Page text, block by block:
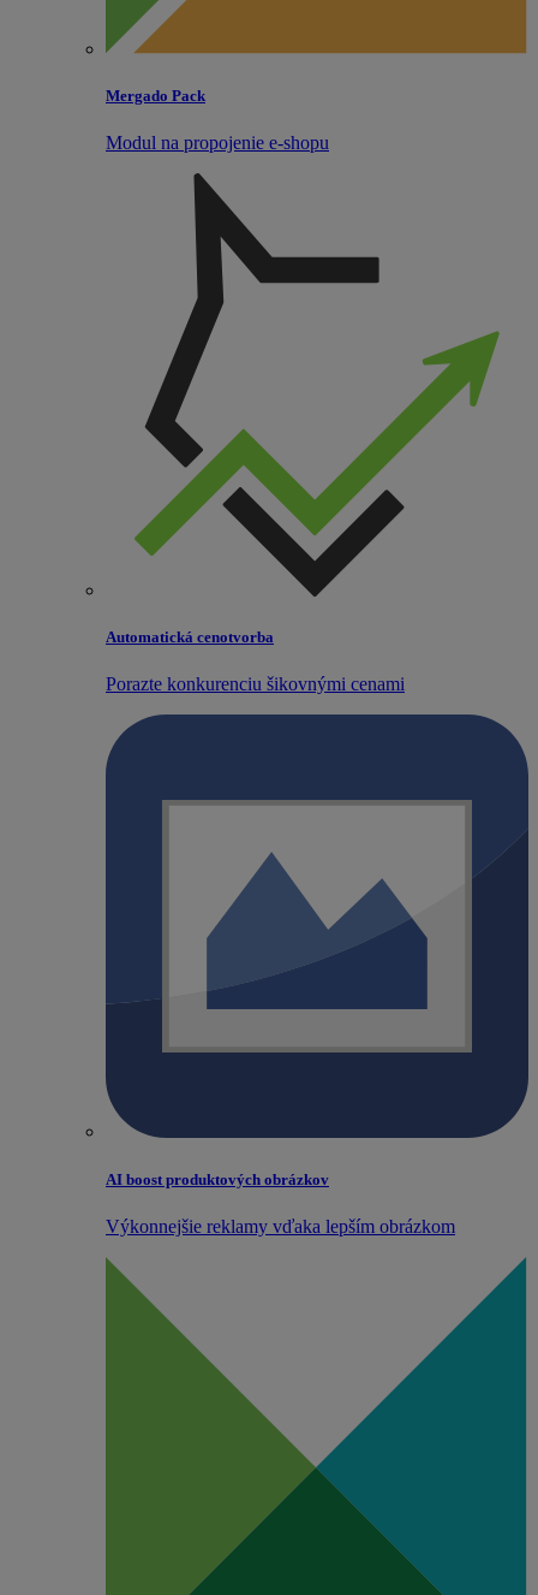
Mergado Pack
Modul na propojenie e‑shopu
Automatická cenotvorba
Porazte konkurenciu šikovnými cenami
AI boost produktových obrázkov
Výkonnejšie reklamy vďaka lepším obrázkom